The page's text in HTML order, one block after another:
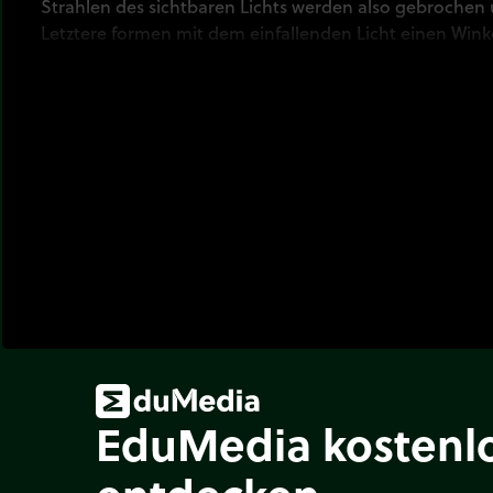
Strahlen des sichtbaren Lichts werden also
Letztere formen mit dem einfallenden Licht einen
EduMedia